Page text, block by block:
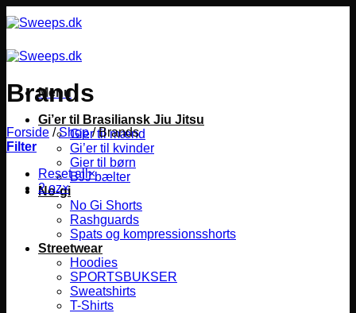
til
Menu
Gi’er til Brasiliansk Jiu Jitsu
Gier til mænd
Gi’er til kvinder
Gier til børn
BJJ bælter
No-gi
No Gi Shorts
Rashguards
Spats og kompressionsshorts
Streetwear
Hoodies
SPORTSBUKSER
Sweatshirts
T-Shirts
Brands
Forside / Shop /Brands
Filter
Reset all×
2 oz×